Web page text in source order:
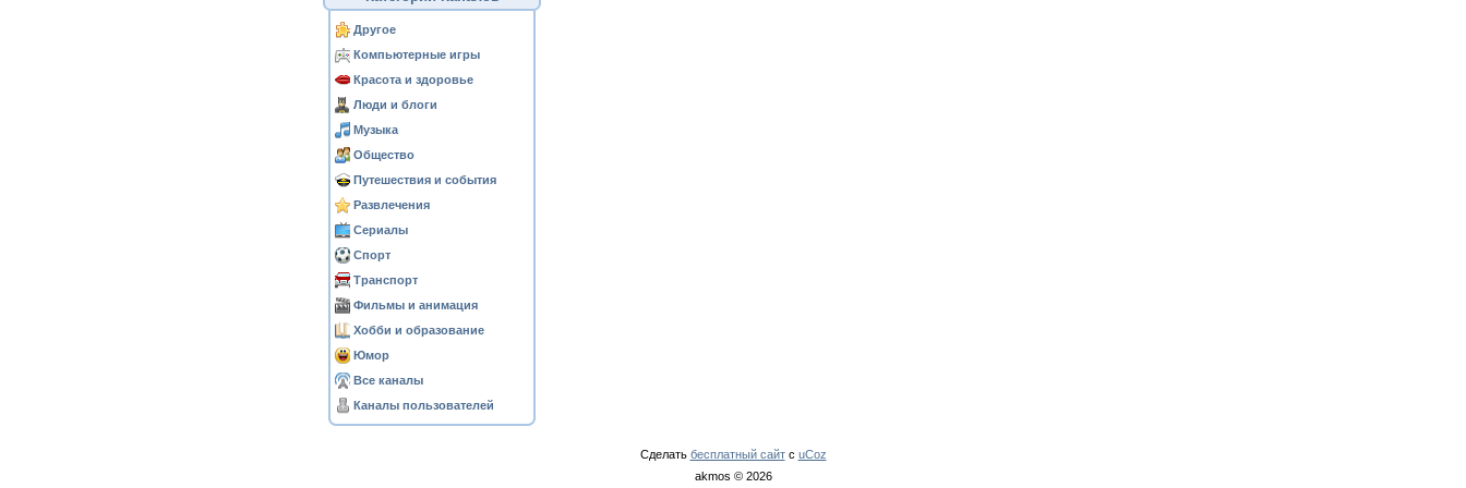
Другое
Компьютерные игры
Красота и здоровье
Люди и блоги
Музыка
Общество
Путешествия и события
Развлечения
Сериалы
Спорт
Транспорт
Фильмы и анимация
Хобби и образование
Юмор
Все каналы
Каналы пользователей
Сделать бесплатный сайтс uCoz
akmos © 2026